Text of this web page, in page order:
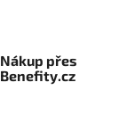
Nákup přes
Benefity.cz